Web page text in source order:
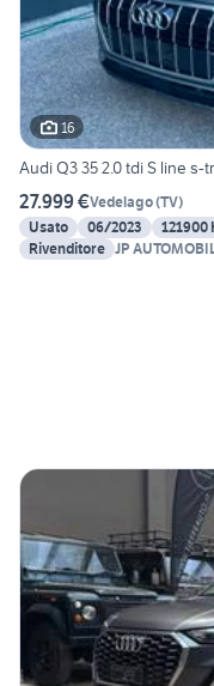
16
Audi Q3 35 2.0 tdi S line s-
27.999 €Vedelago(TV)
Usato
06/2023 121900
Rivenditore JP